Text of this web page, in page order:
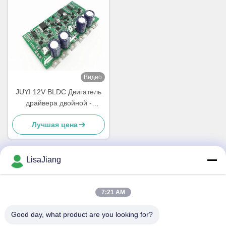
Видео
JUYI 12V BLDC Двигатель
драйвера двойной -
Двигатель для инвалидного
кресла / электрический
скутер,Корпорация
управления скоростью
двигателя
Лучшая цена
Но. 1, майна 1199, юньпинг дорога, джядинг район,
LisaJiang
7:21 AM
Good day, what product are you looking for?